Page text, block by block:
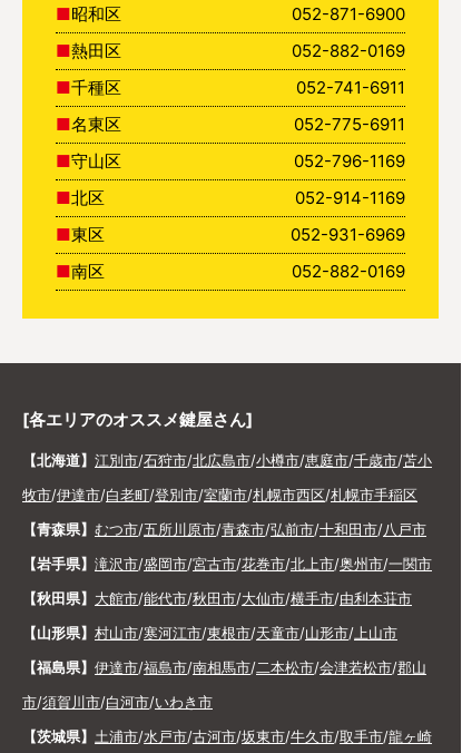
昭和区
052-871-6900
熱田区
052-882-0169
千種区
052-741-6911
名東区
052-775-6911
守山区
052-796-1169
北区
052-914-1169
東区
052-931-6969
南区
052-882-0169
[各エリアのオススメ鍵屋さん]
【北海道】 江別市/石狩市/北広島市/小樽市/恵庭市/千歳市/苫小
牧市/伊達市/白老町/登別市/室蘭市/札幌市西区/札幌市手稲区
【青森県】 むつ市/五所川原市/青森市/弘前市/十和田市/八戸市
【岩手県】 滝沢市/盛岡市/宮古市/花巻市/北上市/奥州市/一関市
【秋田県】 大館市/能代市/秋田市/大仙市/横手市/由利本荘市
【山形県】 村山市/寒河江市/東根市/天童市/山形市/上山市
【福島県】 伊達市/福島市/南相馬市/二本松市/会津若松市/郡山
市/須賀川市/白河市/いわき市
【茨城県】 土浦市/水戸市/古河市/坂東市/牛久市/取手市/龍ヶ崎